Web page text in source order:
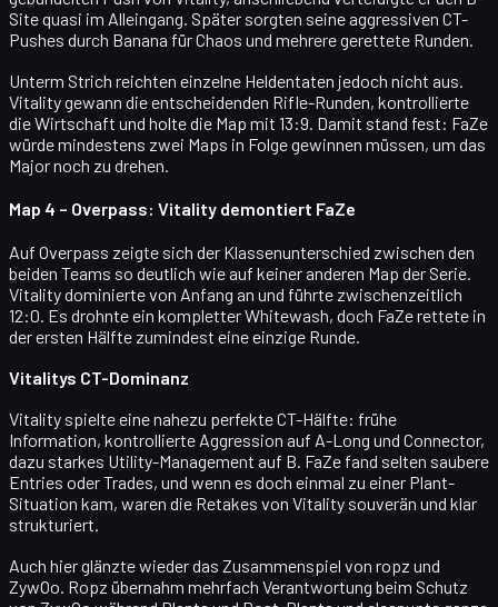
Site quasi im Alleingang. Später sorgten seine aggressiven CT-
Pushes durch Banana für Chaos und mehrere gerettete Runden.
Unterm Strich reichten einzelne Heldentaten jedoch nicht aus.
Vitality gewann die entscheidenden Rifle-Runden, kontrollierte
die Wirtschaft und holte die Map mit 13:9. Damit stand fest: FaZe
würde mindestens zwei Maps in Folge gewinnen müssen, um das
Major noch zu drehen.
Map 4 – Overpass: Vitality demontiert FaZe
Auf Overpass zeigte sich der Klassenunterschied zwischen den
beiden Teams so deutlich wie auf keiner anderen Map der Serie.
Vitality dominierte von Anfang an und führte zwischenzeitlich
12:0. Es drohnte ein kompletter Whitewash, doch FaZe rettete in
der ersten Hälfte zumindest eine einzige Runde.
Vitalitys CT-Dominanz
Vitality spielte eine nahezu perfekte CT-Hälfte: frühe
Information, kontrollierte Aggression auf A-Long und Connector,
dazu starkes Utility-Management auf B. FaZe fand selten saubere
Entries oder Trades, und wenn es doch einmal zu einer Plant-
Situation kam, waren die Retakes von Vitality souverän und klar
strukturiert.
Auch hier glänzte wieder das Zusammenspiel von ropz und
ZywOo. Ropz übernahm mehrfach Verantwortung beim Schutz